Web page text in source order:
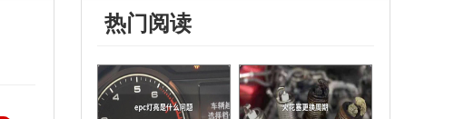
热门阅读